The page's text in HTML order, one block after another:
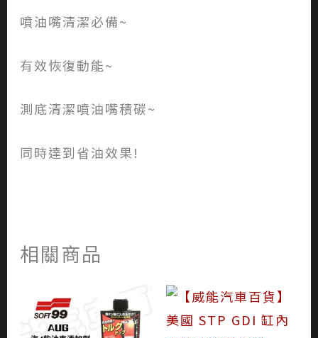
噴油嘴清潔必備~
有效恢復動能~
測底清潔噴油嘴積碳~
同時達到省油效果!
相關商品